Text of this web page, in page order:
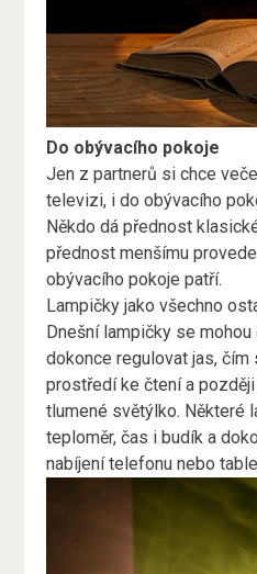
Do obývacího pokoje
Jen z partnerů si chce
televizi, i do obývacího
Někdo dá přednost
přednost menšímu
obývacího pokoje patří.
Lampičky jako všechno
Dnešní lampičky se
dokonce regulovat jas, čím
prostředí ke čtení a
tlumené světýlko. Některé
teploměr, čas i budík a
nabíjení telefonu nebo